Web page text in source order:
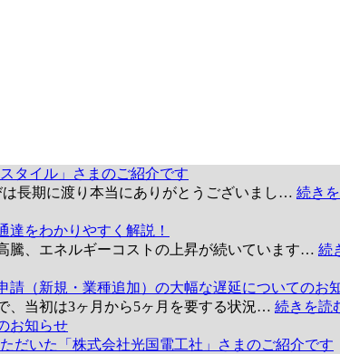
タイル」さまのご紹介です
長期に渡り本当にありがとうございまし… 続き
達をわかりやすく解説！
騰、エネルギーコストの上昇が続いています… 続
請（新規・業種追加）の大幅な遅延についてのお
、当初は3ヶ月から5ヶ月を要する状況… 続きを読
お知らせ
いた「株式会社光国電工社」さまのご紹介です